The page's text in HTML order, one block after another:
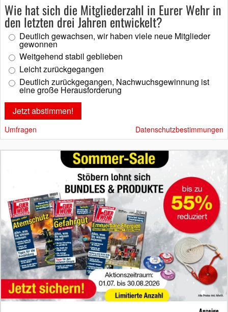
Wie hat sich die Mitgliederzahl in Eurer Wehr in
den letzten drei Jahren entwickelt?
Deutlich gewachsen, wir haben viele neue Mitglieder
gewonnen
Weitgehend stabil geblieben
Leicht zurückgegangen
Deutlich zurückgegangen, Nachwuchsgewinnung ist
eine große Herausforderung
Umfragen Datenschutzbestimmungen